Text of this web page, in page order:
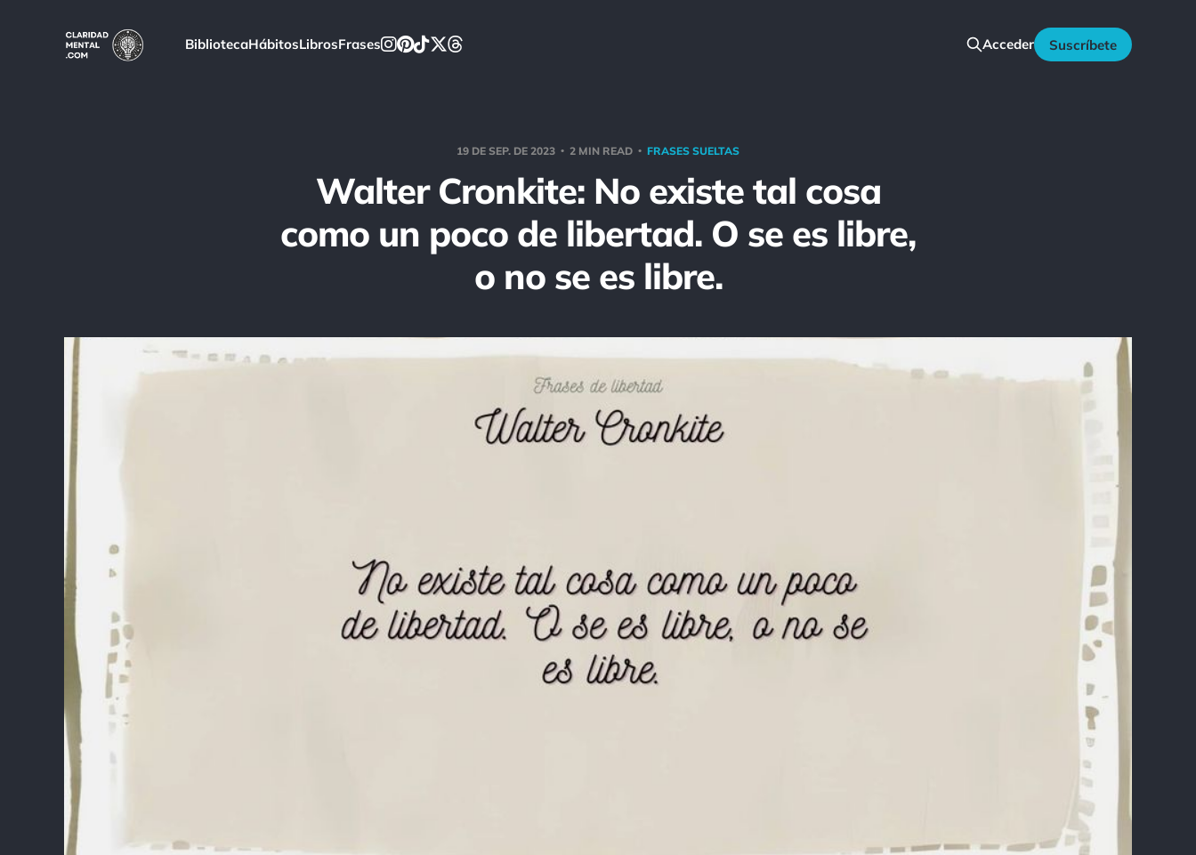
BibliotecaHábitosLibrosFrases Acceder Suscríbete
19 DE SEP. DE 2023 2 MIN READ FRASES SUELTAS
Walter Cronkite: No existe tal cosa
como un poco de libertad. O se es libre,
o no se es libre.